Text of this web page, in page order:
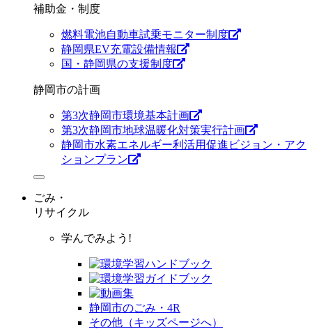
補助金・制度
燃料電池自動車試乗モニター制度
静岡県EV充電設備情報
国・静岡県の支援制度
静岡市の計画
第3次静岡市環境基本計画
第3次静岡市地球温暖化対策実行計画
静岡市水素エネルギー利活用促進ビジョン・アク
ションプラン
ごみ・
リサイクル
学んでみよう!
静岡市のごみ・4R
その他（キッズページへ）